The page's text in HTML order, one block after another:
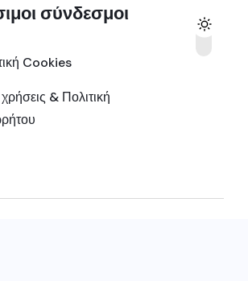
σύνδεσμοι
Cookies
& Πολιτική